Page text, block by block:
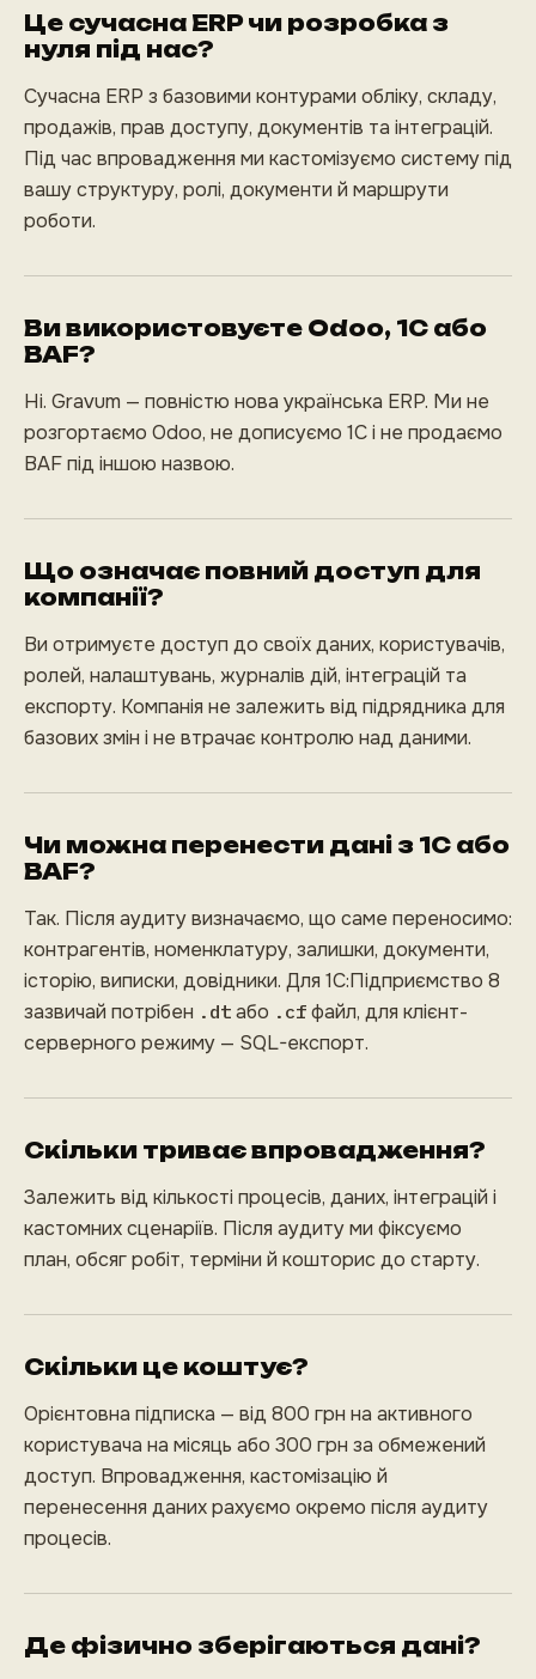
Це сучасна ERP чи розробка з
нуля під нас?
Сучасна ERP з базовими контурами обліку, складу,
продажів, прав доступу, документів та інтеграцій.
Під час впровадження ми кастомізуємо систему під
вашу структуру, ролі, документи й маршрути
роботи.
Ви використовуєте Odoo, 1С або
BAF?
Ні. Gravum — повністю нова українська ERP. Ми не
розгортаємо Odoo, не дописуємо 1С і не продаємо
BAF під іншою назвою.
Що означає повний доступ для
компанії?
Ви отримуєте доступ до своїх даних, користувачів,
ролей, налаштувань, журналів дій, інтеграцій та
експорту. Компанія не залежить від підрядника для
базових змін і не втрачає контролю над даними.
Чи можна перенести дані з 1С або
BAF?
Так. Після аудиту визначаємо, що саме переносимо:
контрагентів, номенклатуру, залишки, документи,
історію, виписки, довідники. Для 1С:Підприємство 8
зазвичай потрібен .dt або .cf файл, для клієнт-
серверного режиму — SQL-експорт.
Скільки триває впровадження?
Залежить від кількості процесів, даних, інтеграцій і
кастомних сценаріїв. Після аудиту ми фіксуємо
план, обсяг робіт, терміни й кошторис до старту.
Скільки це коштує?
Орієнтовна підписка — від 800 грн на активного
користувача на місяць або 300 грн за обмежений
доступ. Впровадження, кастомізацію й
перенесення даних рахуємо окремо після аудиту
процесів.
Де фізично зберігаються дані?